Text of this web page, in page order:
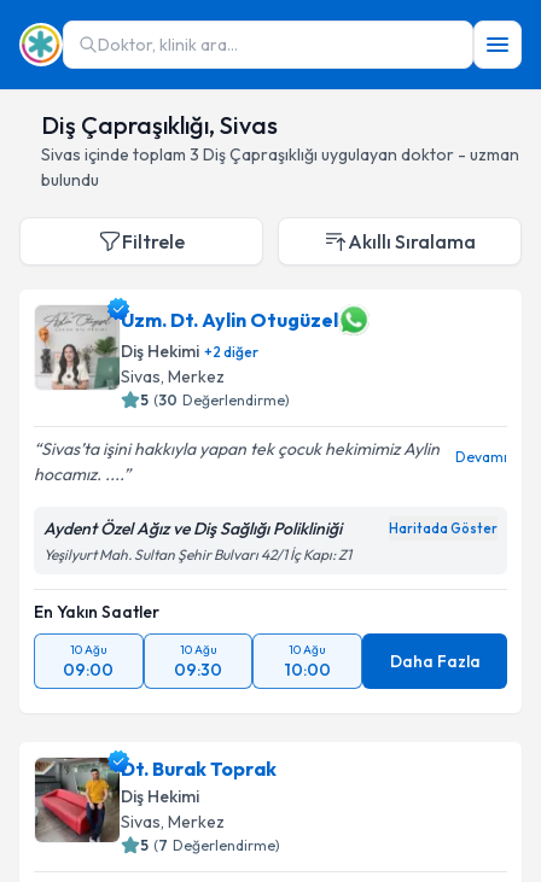
Doktor, klinik ara...
Diş Çapraşıklığı, Sivas
Sivas içinde toplam 3 Diş Çapraşıklığı uygulayan doktor - uzman
bulundu
Filtrele Akıllı Sıralama
Uzm. Dt. Aylin Otugüzel
Diş Hekimi +2 diğer
Sivas, Merkez
5 (30 Değerlendirme)
Sivas’ta işini hakkıyla yapan tek çocuk hekimimiz Aylin
hocamız. ....
Devamı
Aydent Özel Ağız ve Diş Sağlığı Polikliniği Haritada Göster
Yeşilyurt Mah. Sultan Şehir Bulvarı 42/1 İç Kapı: Z1
En Yakın Saatler
10 Ağu
09:00
10 Ağu
09:30
10 Ağu
10:00 Daha Fazla
Dt. Burak Toprak
Diş Hekimi
Sivas, Merkez
5 (7 Değerlendirme)